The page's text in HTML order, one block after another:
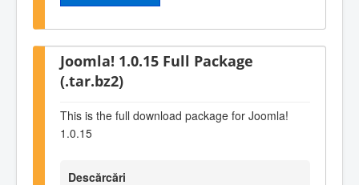
Joomla! 1.0.15 Full Package
(.tar.bz2)
This is the full download package for Joomla!
1.0.15
Descărcări